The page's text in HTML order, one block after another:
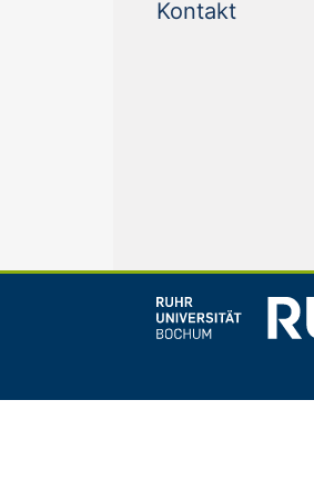
Kontakt(current)